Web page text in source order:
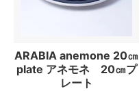
ARABIA anemone 20㎝
plate アネモネ 20㎝プ
レート